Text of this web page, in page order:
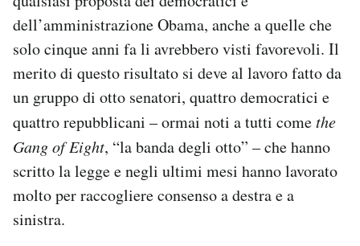
dell’amministrazione Obama, anche a quelle che
solo cinque anni fa li avrebbero visti favorevoli. Il
merito di questo risultato si deve al lavoro fatto da
un gruppo di otto senatori, quattro democratici e
quattro repubblicani – ormai noti a tutti comethe
Gang of Eight, “la banda degli otto” – che hanno
scritto la legge e negli ultimi mesi hanno lavorato
molto per raccogliere consenso a destra e a
sinistra.